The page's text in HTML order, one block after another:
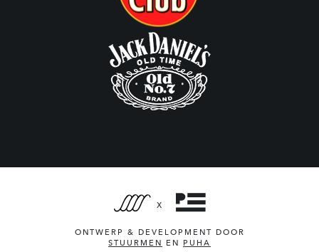
X
ONTWERP & DEVELOPMENT DOOR
STUURMEN
EN PUHA